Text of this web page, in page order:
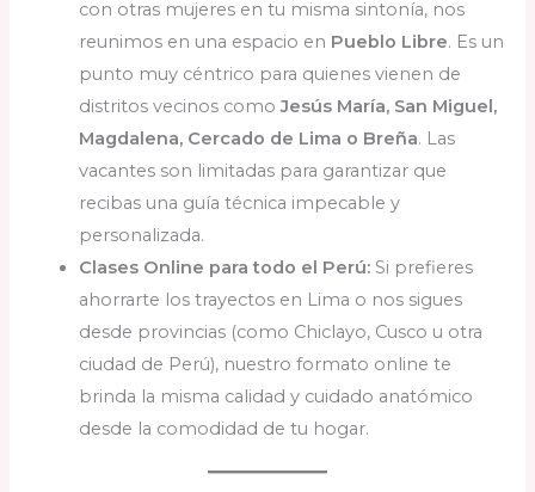
con otras mujeres en tu misma sintonía, nos
reunimos en una espacio en Pueblo Libre. Es un
punto muy céntrico para quienes vienen de
distritos vecinos comoJesús María, San Miguel,
Magdalena, Cercado de Lima o Breña. Las
vacantes son limitadas para garantizar que
recibas una guía técnica impecable y
personalizada.
Clases Online para todo el Perú: Si prefieres
ahorrarte los trayectos en Lima o nos sigues
desde provincias (como Chiclayo, Cusco u otra
ciudad de Perú), nuestro formato online te
brinda la misma calidad y cuidado anatómico
desde la comodidad de tu hogar.